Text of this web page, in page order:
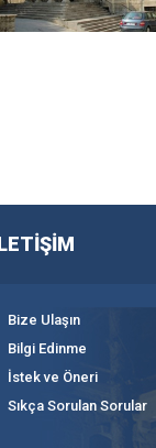
Bize Ulaşın
Bilgi Edinme
İstek ve Öneri
Sıkça Sorulan Sorular